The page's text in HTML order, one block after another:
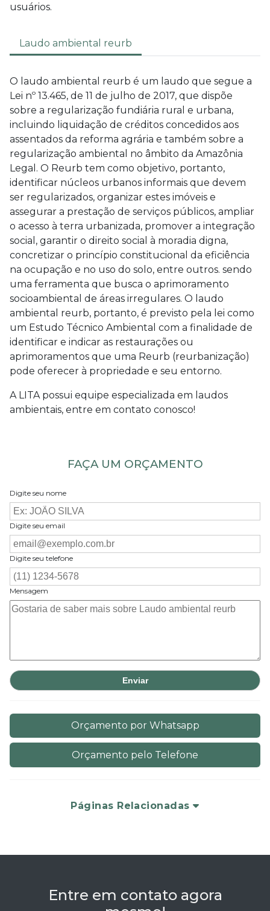
usuários.
Laudo ambiental reurb
O laudo ambiental reurb é um laudo que segue a
Lei nº 13.465, de 11 de julho de 2017, que dispõe
sobre a regularização fundiária rural e urbana,
incluindo liquidação de créditos concedidos aos
assentados da reforma agrária e também sobre a
regularização ambiental no âmbito da Amazônia
Legal. O Reurb tem como objetivo, portanto,
identificar núcleos urbanos informais que devem
ser regularizados, organizar estes imóveis e
assegurar a prestação de serviços públicos, ampliar
o acesso à terra urbanizada, promover a integração
social, garantir o direito social à moradia digna,
concretizar o princípio constitucional da eficiência
na ocupação e no uso do solo, entre outros. sendo
uma ferramenta que busca o aprimoramento
socioambiental de áreas irregulares. O laudo
ambiental reurb, portanto, é previsto pela lei como
um Estudo Técnico Ambiental com a finalidade de
identificar e indicar as restaurações ou
aprimoramentos que uma Reurb (reurbanização)
pode oferecer à propriedade e seu entorno.
A LITA possui equipe especializada em laudos
ambientais, entre em contato conosco!
FAÇA UM ORÇAMENTO
Digite seu nome
Digite seu email
Digite seu telefone
Mensagem
Orçamento por Whatsapp
Orçamento pelo Telefone
Páginas Relacionadas
Entre em contato agora